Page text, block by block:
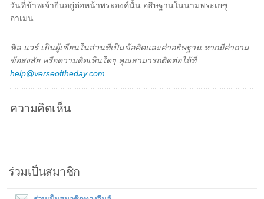
วันที่ข้าพเจ้ายืนอยู่ต่อหน้าพระองค์นั้น อธิษฐานในนามพระเยซู
อาเมน
ฟิล แวร์ เป็นผู้เขียนในส่วนที่เป็นข้อคิดและคำอธิษฐาน หากมีคำถาม
ข้อสงสัย หรือความคิดเห็นใดๆ คุณสามารถติดต่อได้ที่
help@verseoftheday.com
ความคิดเห็น
ร่วมเป็นสมาชิก